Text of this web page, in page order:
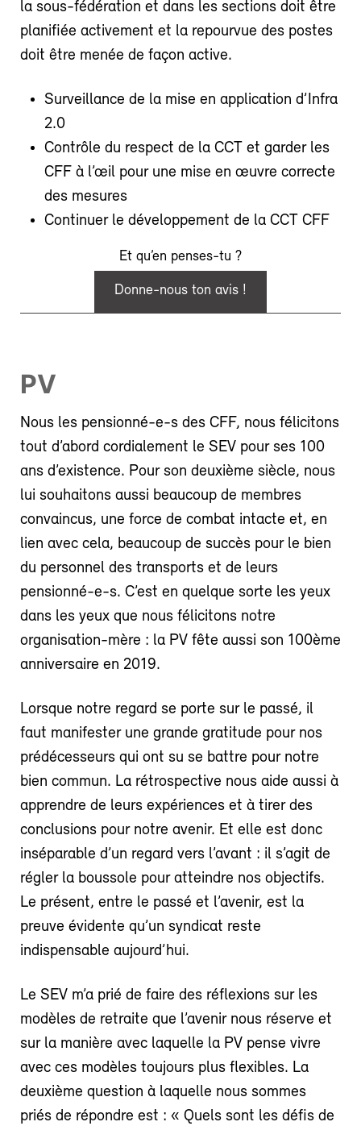
la sous-fédération et dans les sections doit être
planifiée activement et la repourvue des postes
doit être menée de façon active.
Surveillance de la mise en application d’Infra
2.0
Contrôle du respect de la CCT et garder les
CFF à l’œil pour une mise en œuvre correcte
des mesures
Continuer le développement de la CCT CFF
Et qu’en penses-tu ?
Donne-nous ton avis !
PV
Nous les pensionné-e-s des CFF, nous félicitons
tout d’abord cordialement le SEV pour ses 100
ans d’existence. Pour son deuxième siècle, nous
lui souhaitons aussi beaucoup de membres
convaincus, une force de combat intacte et, en
lien avec cela, beaucoup de succès pour le bien
du personnel des transports et de leurs
pensionné-e-s. C’est en quelque sorte les yeux
dans les yeux que nous félicitons notre
organisation-mère : la PV fête aussi son 100ème
anniversaire en 2019.
Lorsque notre regard se porte sur le passé, il
faut manifester une grande gratitude pour nos
prédécesseurs qui ont su se battre pour notre
bien commun. La rétrospective nous aide aussi à
apprendre de leurs expériences et à tirer des
conclusions pour notre avenir. Et elle est donc
inséparable d’un regard vers l’avant : il s’agit de
régler la boussole pour atteindre nos objectifs.
Le présent, entre le passé et l’avenir, est la
preuve évidente qu’un syndicat reste
indispensable aujourd’hui.
Le SEV m’a prié de faire des réflexions sur les
modèles de retraite que l’avenir nous réserve et
sur la manière avec laquelle la PV pense vivre
avec ces modèles toujours plus flexibles. La
deuxième question à laquelle nous sommes
priés de répondre est : « Quels sont les défis de